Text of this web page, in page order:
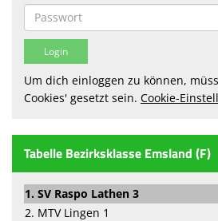
Um dich einloggen zu können,
Cookies' gesetzt sein. Cookie-
Tabelle Bezirksklasse Emsland (F)
1. SV Raspo Lathen 3
2. MTV Lingen 1